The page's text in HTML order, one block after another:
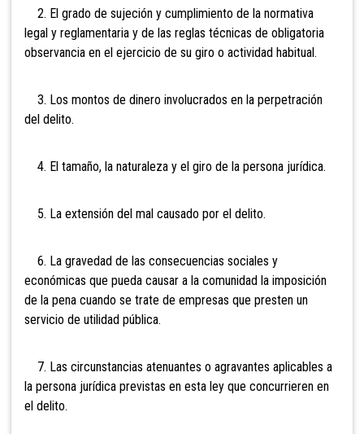
2. El grado de sujeción y cumplimiento de la normativa
legal y reglamentaria y de las reglas técnicas de obligatoria
observancia en el ejercicio de su giro o actividad habitual.
3. Los montos de dinero involucrados en la perpetración
del delito.
4. El tamaño, la naturaleza y el giro de la persona jurídica.
5. La extensión del mal causado por el delito.
6. La gravedad de las consecuencias sociales y
económicas que pueda causar a la comunidad la imposición
de la pena cuando se trate de empresas que presten un
servicio de utilidad pública.
7. Las circunstancias atenuantes o agravantes aplicables a
la persona jurídica previstas en esta ley que concurrieren en
el delito.